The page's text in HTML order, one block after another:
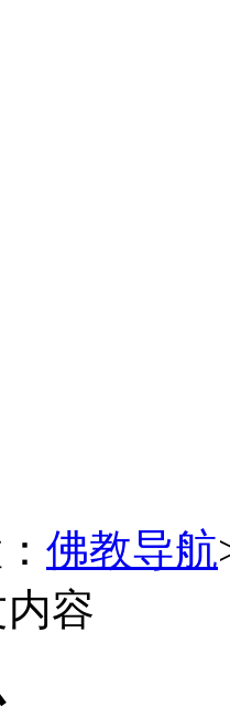
佛教导航
容